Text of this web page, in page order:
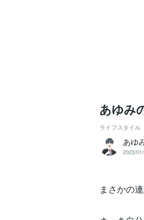
ライフスタイル
あゆ
2023/